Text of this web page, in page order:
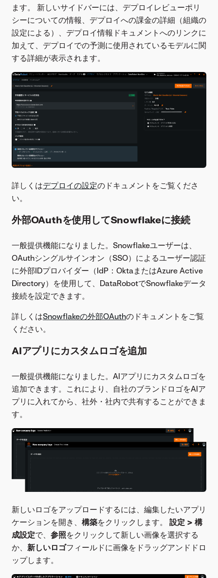
ます。 新しいサイドバーには、デプロイレビューポリ
シーについての情報、デプロイへの課金の詳細（組織の
設定による）、デプロイ情報ドキュメントへのリンクに
加えて、デプロイでの予測に使用されているモデルに関
する詳細が表示されます。
詳しくはデプロイの設定のドキュメントをご覧くださ
い。
外部OAuthを使用してSnowflakeに接続
一般提供機能になりました。Snowflakeユーザーは、
OAuthシングルサインオン（SSO）によるユーザー認証
に外部IDプロバイダー（IdP：OktaまたはAzure Active
Directory）を使用して、DataRobotでSnowflakeデータ
接続を設定できます。
詳しくはSnowflakeの外部OAuthのドキュメントをご覧
ください。
AIアプリにカスタムロゴを追加
一般提供機能になりました。AIアプリにカスタムロゴを
追加できます。これにより、自社のブランドロゴをAIア
プリに入れてから、社外・社内で共有することができま
す。
新しいロゴをアップロードするには、編集したいアプリ
ケーションを開き、 構築をクリックします。 設定 > 構
成設定で、 参照をクリックして新しい画像を選択する
か、 新しいロゴフィールドに画像をドラッグアンドドロ
ップします。